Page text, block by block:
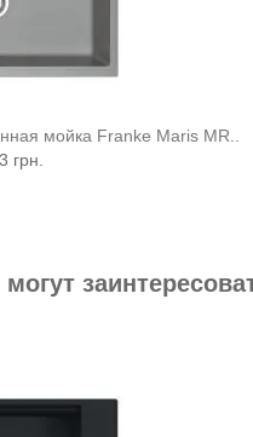
мойка Franke Maris MR..
грн.